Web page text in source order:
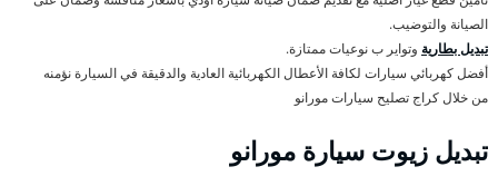
الصيانة والتوضيب.
تبديل بطارية وتواير ب نوعيات ممتازة.
أفضل كهربائي سيارات لكافة الأعطال الكهربائية العادية والدقيقة في السيارة نؤمنه
من خلال كراج تصليح سيارات مورانو
تبديل زيوت سيارة مورانو